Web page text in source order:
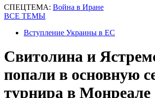
СПЕЦТЕМА: Война в Иране
ВСЕ ТЕМЫ
Вступление Украины в ЕС
Свитолина и
попали в основную
турнира в Монреале